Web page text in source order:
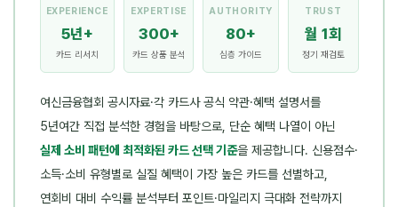
EXPERIENCE
5년+
카드 리서치
EXPERTISE
300+
카드 상품 분석
AUTHORITY
80+
심층 가이드
TRUST
월 1회
정기 재검토
여신금융협회 공시자료·각 카드사 공식 약관·혜택 설명서를
5년여간 직접 분석한 경험을 바탕으로, 단순 혜택 나열이 아닌
실제 소비 패턴에 최적화된 카드 선택 기준을 제공합니다. 신용점수·
소득·소비 유형별로 실질 혜택이 가장 높은 카드를 선별하고,
연회비 대비 수익률 분석부터 포인트·마일리지 극대화 전략까지